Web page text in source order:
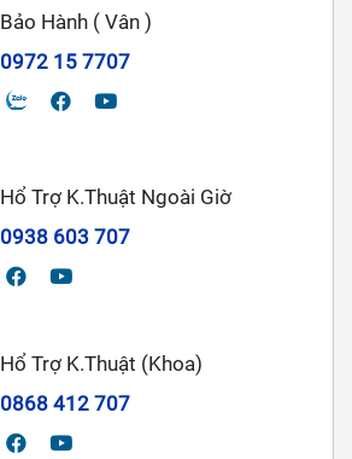
Bảo Hành ( Vân )
0972 15 7707
Hổ Trợ K.Thuật Ngoài Giờ
0938 603 707
Hổ Trợ K.Thuật (Khoa)
0868 412 707